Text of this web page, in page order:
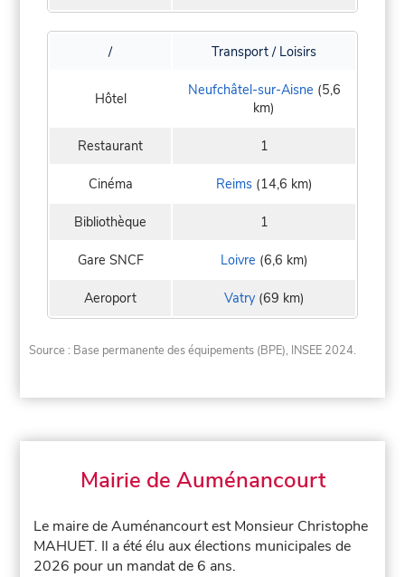
/ Transport / Loisirs
Hôtel Neufchâtel-sur-Aisne (5,6
km)
Restaurant 1
Cinéma Reims(14,6 km)
Bibliothèque 1
Gare SNCF Loivre (6,6 km)
Aeroport Vatry(69 km)
Source : Base permanente des équipements (BPE), INSEE 2024.
Mairie de Auménancourt
Le maire de Auménancourt est Monsieur Christophe
MAHUET. Il a été élu aux élections municipales de
2026 pour un mandat de 6 ans.